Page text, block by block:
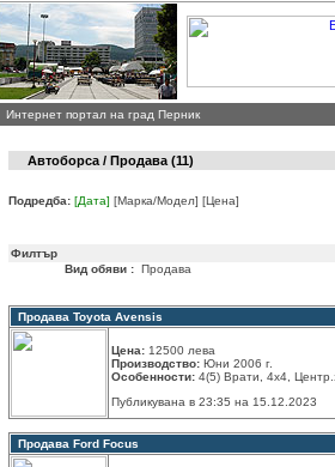
Интернет портал на град Перник
Автоборса / Продава (11)
Подредба: [Дата] [Марка/Модел] [Цена]
Филтър
Вид обяви : Продава
Продава Toyota Avensis
Цена: 12500 лева
Производство: Юни 2006 г.
Особенности: 4(5) Врати, 4x4,
Публикувана в 23:35 на 15.12.2023
Продава Ford Focus